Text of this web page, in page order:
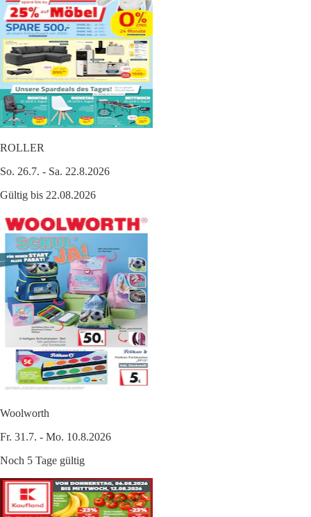
ROLLER
So. 26.7. - Sa. 22.8.2026
Gültig bis 22.08.2026
Woolworth
Fr. 31.7. - Mo. 10.8.2026
Noch 5 Tage gültig